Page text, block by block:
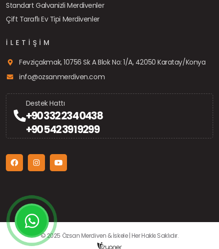
Standart Galvanizli Merdivenler
Çift Taraflı Ev Tipi Merdivenler
İLETIŞIM
Fevziçakmak, 10756 Sk A Blok No: 1/A, 42050 Karatay/Konya
info@ozsanmerdiven.com
Destek Hattı
+90 332 234 0438
+90 542 391 9299
© 2025 Özsan Merdiven & İskele | Her Hakkı Saklıdır.